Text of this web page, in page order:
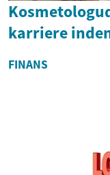
karriere
FINANS